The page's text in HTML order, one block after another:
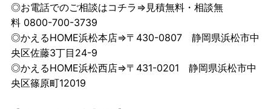
◎お電話でのご相談はコチラ⇒見積無料・相談無
料 0800-700-3739
◎かえるHOME浜松本店⇒〒430-0807 静岡県浜松市中
央区佐藤3丁目24-9
◎かえるHOME浜松西店⇒〒431-0201 静岡県浜松市中
央区篠原町12019